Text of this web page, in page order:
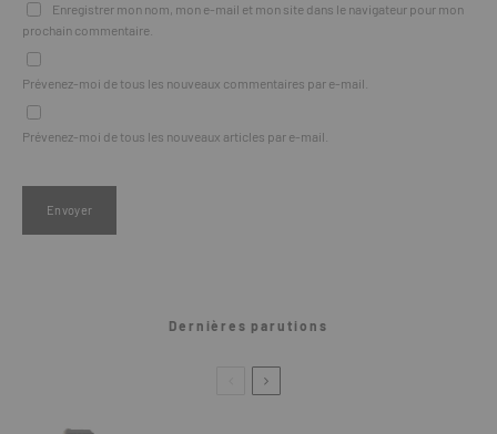
Enregistrer mon nom, mon e-mail et mon site dans le navigateur pour mon
prochain commentaire.
Prévenez-moi de tous les nouveaux commentaires par e-mail.
Prévenez-moi de tous les nouveaux articles par e-mail.
Dernières parutions